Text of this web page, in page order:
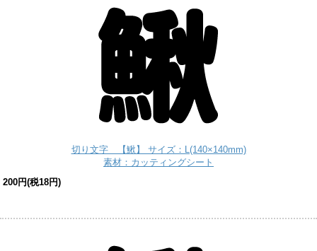
切り文字 【鰍】 サイズ：L(140×140mm)
素材：カッティングシート
200円(税18円)